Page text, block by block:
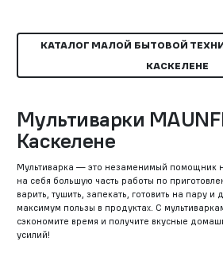
КАТАЛОГ МАЛОЙ БЫТОВОЙ
КАСКЕЛЕНЕ
Мультиварки
Каскелене
Мультиварка — это незаменимый помощник
на себя большую часть работы по
варить, тушить, запекать, готовить на пару и
максимум пользы в продуктах. С
сэкономите время и получите вкусные
усилий!